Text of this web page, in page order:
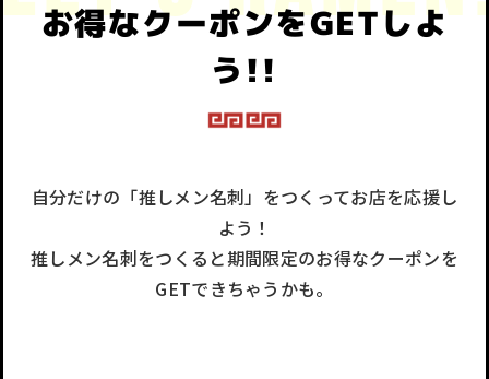
お得なクーポンをGETしよ
う!!
自分だけの「推しメン名刺」をつくってお店を応援し
よう！
推しメン名刺をつくると期間限定のお得なクーポンを
GETできちゃうかも。